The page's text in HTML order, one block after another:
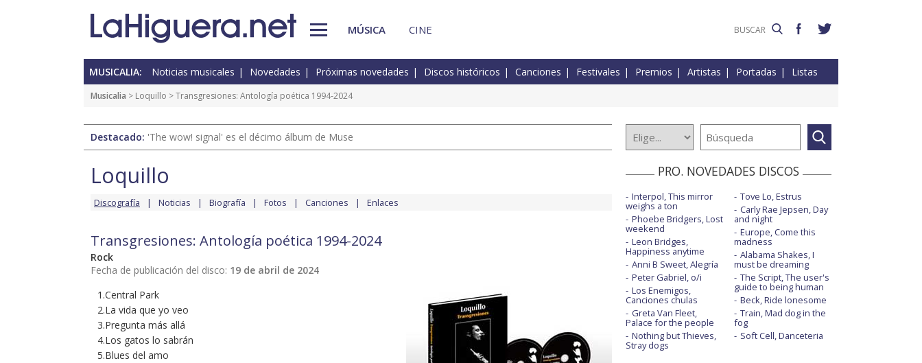
MÚSICA CINE
MUSICALIA: Noticias musicales Novedades Próximas novedades Discos históricos Canciones Festivales Premios Artistas Portadas Listas
Musicalia > Loquillo > Transgresiones: Antología poética 1994-2024
Destacado: 'The wow! signal' es el décimo álbum de Muse
Loquillo
Discografía Noticias Biografía Fotos Canciones Enlaces
Transgresiones: Antología poética 1994-2024
Rock
Fecha de publicación del disco: 19 de abril de 2024
1.Central Park
2.La vida que yo veo
3.Pregunta más allá
4.Los gatos lo sabrán
5.Blues del amo
PRO. NOVEDADES DISCOS
Interpol, This mirror
weighs a ton
Phoebe Bridgers, Lost
weekend
Leon Bridges,
Happiness anytime
Anni B Sweet, Alegría
Peter Gabriel, o/i
Los Enemigos,
Canciones chulas
Greta Van Fleet,
Palace for the people
Nothing but Thieves,
Stray dogs
Tove Lo, Estrus
Carly Rae Jepsen, Day
and night
Europe, Come this
madness
Alabama Shakes, I
must be dreaming
The Script, The user's
guide to being human
Beck, Ride lonesome
Train, Mad dog in the
fog
Soft Cell, Danceteria